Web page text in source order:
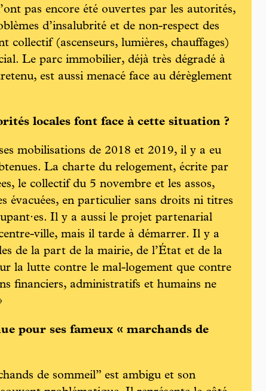
pas encore été ouvertes par les autorités,
d’insalubrité et de non-respect des
collectif (ascenseurs, lumières, chauffages)
Le parc immobilier, déjà très dégradé à
est aussi menacé face au dérèglement
locales font face à cette situation ?
mobilisations de 2018 et 2019, il y a eu
La charte du relogement, écrite par
le collectif du 5 novembre et les assos,
évacuées, en particulier sans droits ni titres
Il y a aussi le projet partenarial
ville, mais il tarde à démarrer. Il y a
de la part de la mairie, de l’État et de la
la lutte contre le mal-logement que contre
financiers, administratifs et humains ne
pour ses fameux « marchands de
de sommeil” est ambigu et son